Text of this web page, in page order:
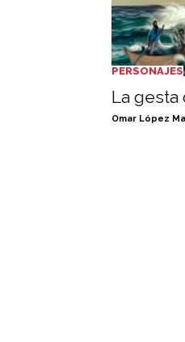
PERSONAJES
La gesta
Omar López